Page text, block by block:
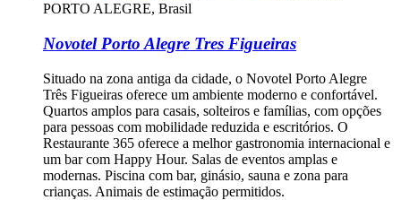
PORTO ALEGRE, Brasil
Novotel Porto Alegre Tres Figueiras
Situado na zona antiga da cidade, o Novotel Porto Alegre
Três Figueiras oferece um ambiente moderno e confortável.
Quartos amplos para casais, solteiros e famílias, com opções
para pessoas com mobilidade reduzida e escritórios. O
Restaurante 365 oferece a melhor gastronomia internacional e
um bar com Happy Hour. Salas de eventos amplas e
modernas. Piscina com bar, ginásio, sauna e zona para
crianças. Animais de estimação permitidos.